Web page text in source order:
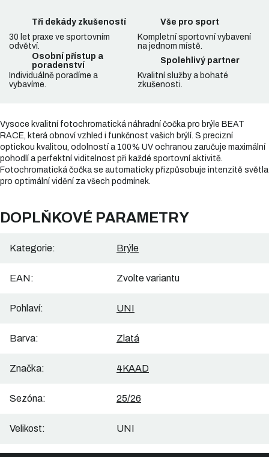
Tři dekády zkušeností
30 let praxe ve sportovním
odvětví.
Vše pro sport
Kompletní sportovní vybavení
na jednom místě.
Osobní přístup a
poradenství
Individuálně poradíme a
vybavíme.
Spolehlivý partner
Kvalitní služby a bohaté
zkušenosti.
Vysoce kvalitní fotochromatická náhradní čočka pro brýle BEAT
RACE, která obnoví vzhled i funkčnost vašich brýlí. S precizní
optickou kvalitou, odolností a 100% UV ochranou zaručuje maximální
pohodlí a perfektní viditelnost při každé sportovní aktivitě.
Fotochromatická čočka se automaticky přizpůsobuje intenzitě světla
pro optimální vidění za všech podmínek.
DOPLŇKOVÉ PARAMETRY
Kategorie: Brýle
EAN: Zvolte variantu
Pohlaví: UNI
Barva: Zlatá
Značka: 4KAAD
Sezóna: 25/26
Velikost: UNI